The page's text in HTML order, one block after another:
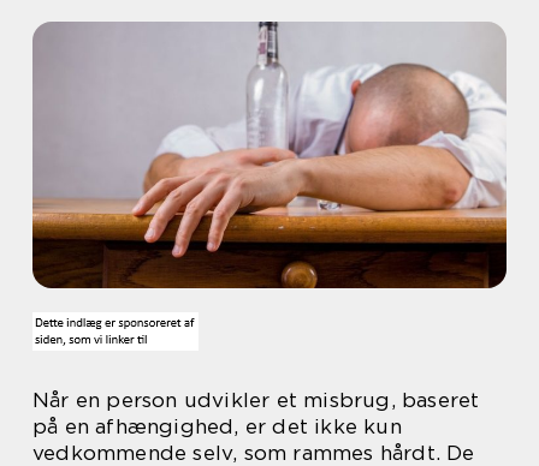
Når en person udvikler et misbrug, baseret
på en afhængighed, er det ikke kun
vedkommende selv, som rammes hårdt. De